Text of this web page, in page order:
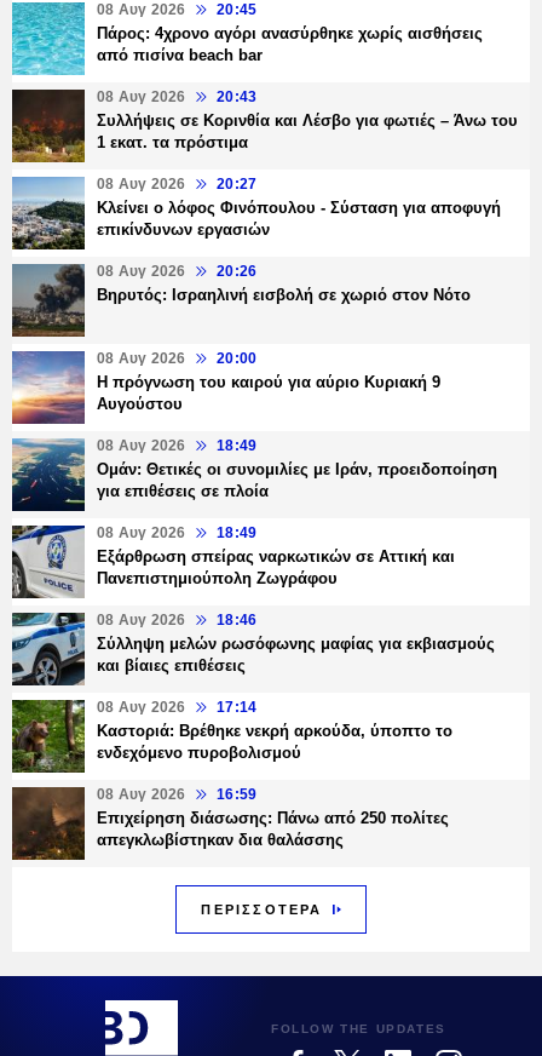
08 Αυγ 2026 20:45
Πάρος: 4χρονο αγόρι ανασύρθηκε χωρίς αισθήσεις
από πισίνα beach bar
08 Αυγ 2026 20:43
Συλλήψεις σε Κορινθία και Λέσβο για φωτιές – Άνω του
1 εκατ. τα πρόστιμα
08 Αυγ 2026 20:27
Κλείνει ο λόφος Φινόπουλου - Σύσταση για αποφυγή
επικίνδυνων εργασιών
08 Αυγ 2026 20:26
Βηρυτός: Ισραηλινή εισβολή σε χωριό στον Νότο
08 Αυγ 2026 20:00
Η πρόγνωση του καιρού για αύριο Κυριακή 9
Αυγούστου
08 Αυγ 2026 18:49
Ομάν: Θετικές οι συνομιλίες με Ιράν, προειδοποίηση
για επιθέσεις σε πλοία
08 Αυγ 2026 18:49
Εξάρθρωση σπείρας ναρκωτικών σε Αττική και
Πανεπιστημιούπολη Ζωγράφου
08 Αυγ 2026 18:46
Σύλληψη μελών ρωσόφωνης μαφίας για εκβιασμούς
και βίαιες επιθέσεις
08 Αυγ 2026 17:14
Καστοριά: Βρέθηκε νεκρή αρκούδα, ύποπτο το
ενδεχόμενο πυροβολισμού
08 Αυγ 2026 16:59
Επιχείρηση διάσωσης: Πάνω από 250 πολίτες
απεγκλωβίστηκαν δια θαλάσσης
ΠΕΡΙΣΣΟΤΕΡΑ
FOLLOW THE UPDATES